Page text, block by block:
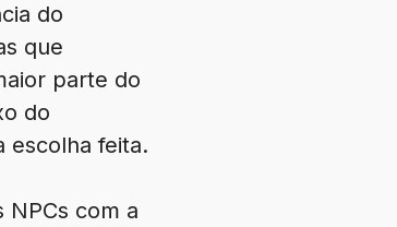
do
que
parte do
do
escolha feita.
com a